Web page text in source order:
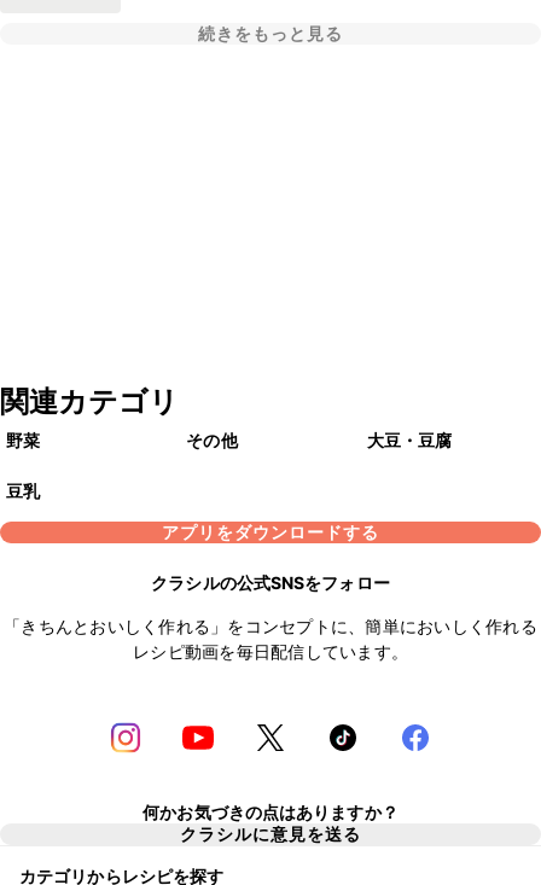
続きをもっと見る
関連カテゴリ
野菜 その他 大豆・豆腐
豆乳
アプリをダウンロードする
クラシルの公式SNSをフォロー
「きちんとおいしく作れる」をコンセプトに、簡単においしく作れる
レシピ動画を毎日配信しています。
何かお気づきの点はありますか？
クラシルに意見を送る
カテゴリからレシピを探す